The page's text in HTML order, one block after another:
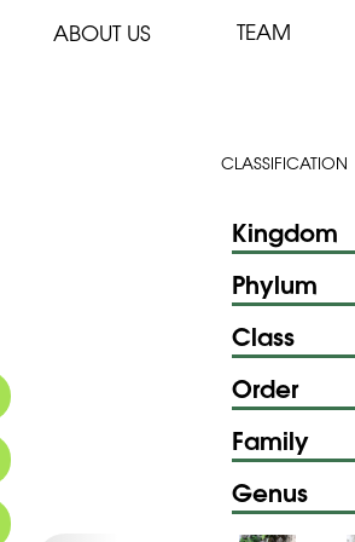
ABOUT US TEAM
CLASSIFICATION
Kingdom
Phylum
Class
Order
Family
Genus